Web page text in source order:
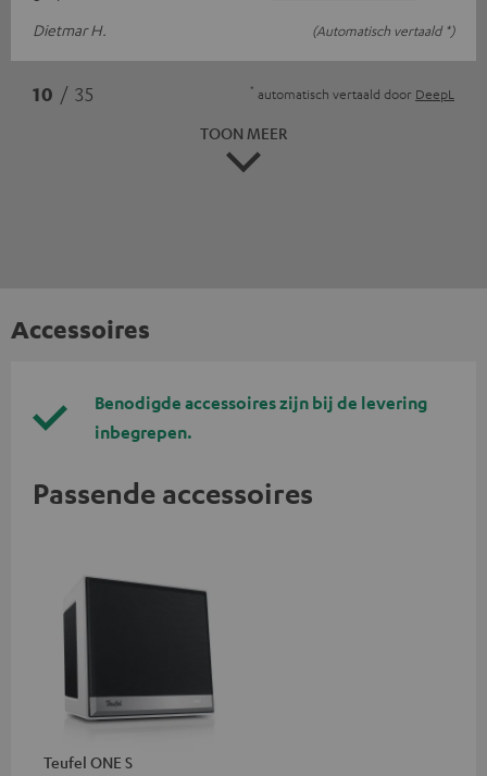
Dietmar H.
(Automatisch vertaald *)
10 / 35 * automatisch vertaald door DeepL
TOON MEER
Accessoires
Benodigde accessoires zijn bij de levering
inbegrepen.
Passende accessoires
Teufel ONE S